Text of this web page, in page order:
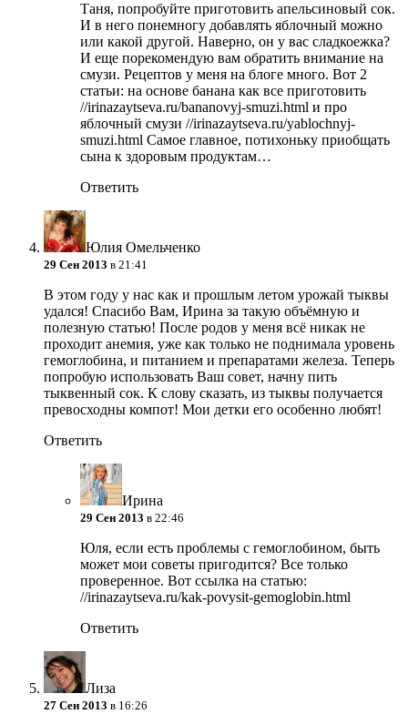
Таня, попробуйте приготовить апельсиновый сок.
И в него понемногу добавлять яблочный можно
или какой другой. Наверно, он у вас сладкоежка?
И еще порекомендую вам обратить внимание на
смузи. Рецептов у меня на блоге много. Вот 2
статьи: на основе банана как все приготовить
//irinazaytseva.ru/bananovyj-smuzi.html и про
яблочный смузи //irinazaytseva.ru/yablochnyj-
smuzi.html Самое главное, потихоньку приобщать
сына к здоровым продуктам…
Ответить
Юлия Омельченко
29 Сен 2013 в 21:41
В этом году у нас как и прошлым летом урожай тыквы
удался! Спасибо Вам, Ирина за такую объёмную и
полезную статью! После родов у меня всё никак не
проходит анемия, уже как только не поднимала уровень
гемоглобина, и питанием и препаратами железа. Теперь
попробую использовать Ваш совет, начну пить
тыквенный сок. К слову сказать, из тыквы получается
превосходны компот! Мои детки его особенно любят!
Ответить
Ирина
29 Сен 2013 в 22:46
Юля, если есть проблемы с гемоглобином, быть
может мои советы пригодится? Все только
проверенное. Вот ссылка на статью:
//irinazaytseva.ru/kak-povysit-gemoglobin.html
Ответить
Лиза
27 Сен 2013 в 16:26